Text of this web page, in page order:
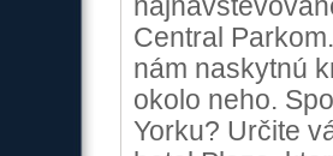
Central
nám naskytnú
okolo neho.
Yorku? Určite